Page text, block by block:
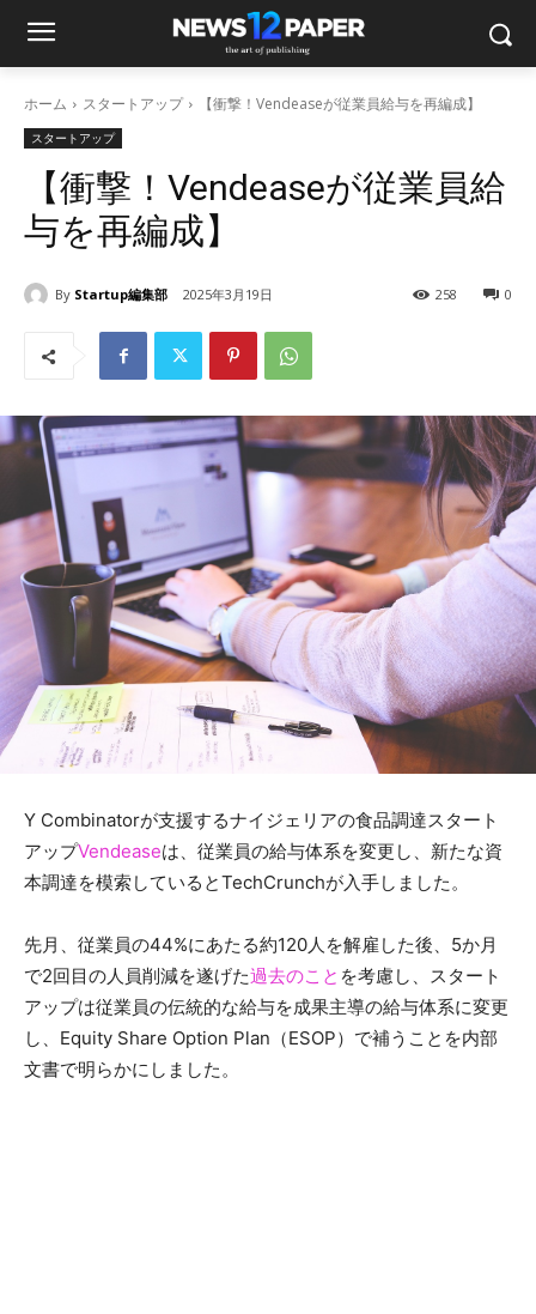
ホーム スタートアップ 【衝撃！Vendeaseが従業員給与を再編成】
スタートアップ
【衝撃！Vendeaseが従業員給
与を再編成】
By Startup編集部 2025年3月19日 0
258
Y Combinatorが支援するナイジェリアの食品調達スタート
アップVendeaseは、従業員の給与体系を変更し、新たな資
本調達を模索しているとTechCrunchが入手しました。
先月、従業員の44%にあたる約120人を解雇した後、5か月
で2回目の人員削減を遂げた過去のこと を考慮し、スタート
アップは従業員の伝統的な給与を成果主導の給与体系に変更
し、Equity Share Option Plan（ESOP）で補うことを内部
文書で明らかにしました。